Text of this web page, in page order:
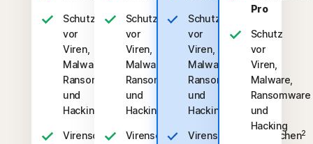
Schutz
vor
Viren,
Malware,
Ransomware
und
Hacking
Virenschutzversprechen2
Schutz
vor
Viren,
Malware,
Ransomware
und
Hacking
Virenschutzversprechen
Schutz
vor
Viren,
Malware,
Ransomware
und
Hacking
Virenschutzversprechen2
Pro
Schutz
vor
Viren,
Malware,
Ransomware
und
Hacking